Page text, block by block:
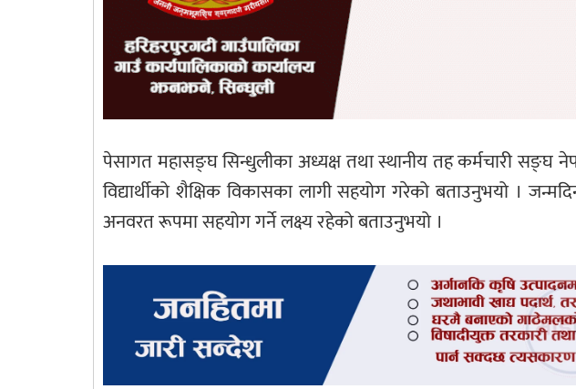
पेसागत महासङ्घ सिन्धुलीका अध्यक्ष तथा स्थानीय तह कर्मचारी सङ्घ
विद्यार्थीको शैक्षिक विकासका लागी सहयोग गरेको बताउनुभयो ।
अनवरत रूपमा सहयोग गर्ने लक्ष्य रहेको बताउनुभयो ।